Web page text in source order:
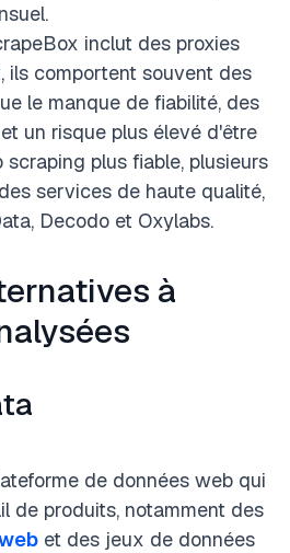
inclut des proxies
ils comportent souvent des
le manque de fiabilité, des
un risque plus élevé d'être
scraping plus fiable, plusieurs
services de haute qualité,
Decodo et Oxylabs.
à
de données web qui
de produits, notamment des
et des jeux de données